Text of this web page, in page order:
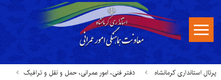
پرتال استانداری کرمانشاه دفتر فنی، امور عمرانی، حمل و نقل و ترافیک